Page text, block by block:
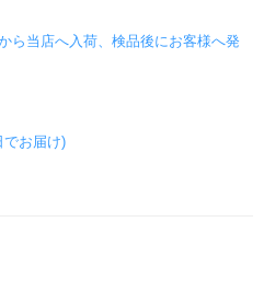
ら当店へ入荷、検品後にお客様へ発
お届け)